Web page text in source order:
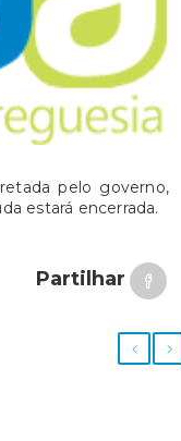
pelo governo,
estará encerrada.
Partilhar